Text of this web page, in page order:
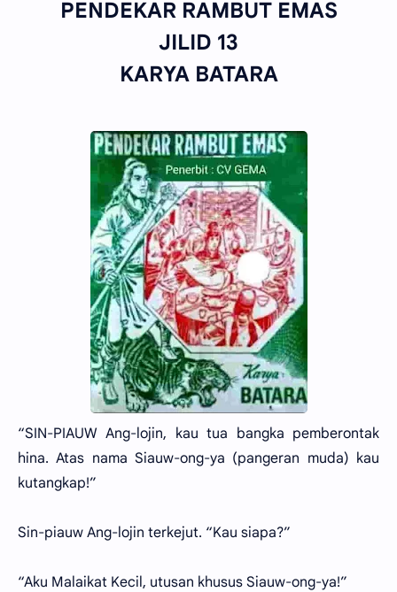
PENDEKAR RAMBUT EMAS
JILID 13
KARYA BATARA
“SIN-PIAUW Ang-lojin, kau tua bangka pemberontak
hina. Atas nama Siauw-ong-ya (pangeran muda) kau
kutangkap!”
Sin-piauw Ang-lojin terkejut. “Kau siapa?”
“Aku Malaikat Kecil, utusan khusus Siauw-ong-ya!”